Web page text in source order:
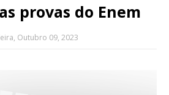
provas do Enem
Outubro 09, 2023